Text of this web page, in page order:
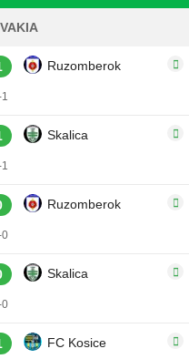
Ruzomberok
Skalica
Ruzomberok
0
Skalica
0
FC Kosice